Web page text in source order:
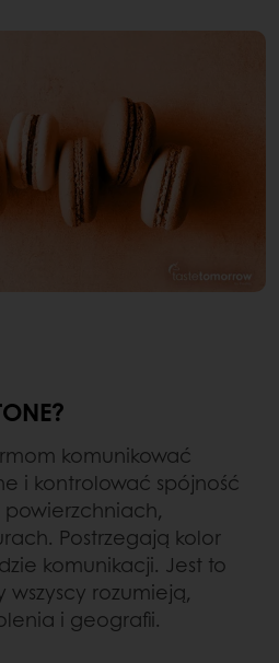
komunikować
i kontrolować spójność
Postrzegają kolor
komunikacji. Jest to
wszyscy rozumieją,
i geografii.